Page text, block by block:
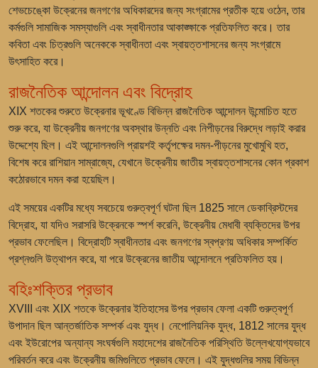
শেভচেঙ্কো উক্রেনের জনগণের অধিকারদের জন্য সংগ্রামের প্রতীক হয়ে ওঠেন, তার
কর্মগুলি সামাজিক সমস্যাগুলি এবং স্বাধীনতার আকাঙ্ক্ষাকে প্রতিফলিত করে। তার
কবিতা এবং চিত্রগুলি অনেককে স্বাধীনতা এবং স্বায়ত্তশাসনের জন্য সংগ্রামে
উৎসাহিত করে।
রাজনৈতিক আন্দোলন এবং বিদ্রোহ
XIX শতকের শুরুতে উক্রেনার ভূখণ্ডে বিভিন্ন রাজনৈতিক আন্দোলন উন্মোচিত হতে
শুরু করে, যা উক্রেনীয় জনগণের অবস্থার উন্নতি এবং নিপীড়নের বিরুদ্ধে লড়াই করার
উদ্দেশ্যে ছিল। এই আন্দোলনগুলি প্রায়শই কর্তৃপক্ষের দমন-পীড়নের মুখোমুখি হত,
বিশেষ করে রাশিয়ান সাম্রাজ্যে, যেখানে উক্রেনীয় জাতীয় স্বায়ত্তশাসনের কোন প্রকাশ
কঠোরভাবে দমন করা হয়েছিল।
এই সময়ের একটির মধ্যে সবচেয়ে গুরুত্বপূর্ণ ঘটনা ছিল 1825 সালে ডেকাব্রিস্টদের
বিদ্রোহ, যা যদিও সরাসরি উক্রেনকে স্পর্শ করেনি, উক্রেনীয় মেধাবী ব্যক্তিদের উপর
প্রভাব ফেলেছিল। বিদ্রোহটি স্বাধীনতার এবং জনগণের স্বপ্রণয় অধিকার সম্পর্কিত
প্রশ্নগুলি উত্থাপন করে, যা পরে উক্রেনের জাতীয় আন্দোলনে প্রতিফলিত হয়।
বহিঃশক্তির প্রভাব
XVIII এবং XIX শতকে উক্রেনার ইতিহাসের উপর প্রভাব ফেলা একটি গুরুত্বপূর্ণ
উপাদান ছিল আন্তর্জাতিক সম্পর্ক এবং যুদ্ধ। নেপোলিয়নিক যুদ্ধ, 1812 সালের যুদ্ধ
এবং ইউরোপের অন্যান্য সংঘর্ষগুলি মহাদেশের রাজনৈতিক পরিস্থিতি উল্লেখযোগ্যভাবে
পরিবর্তন করে এবং উক্রেনীয় জমিগুলিতে প্রভাব ফেলে। এই যুদ্ধগুলির সময় বিভিন্ন